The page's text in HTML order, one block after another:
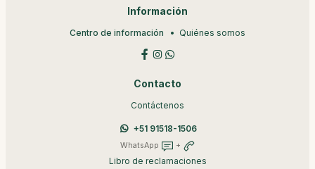
Información
Centro de información Quiénes somos
Contacto
Contáctenos
+51 91518-1506
WhatsApp +
Libro de reclamaciones